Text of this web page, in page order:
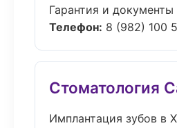
Гарантия и документы
Телефон: 8 (982) 100
Стоматология
Имплантация зубов в